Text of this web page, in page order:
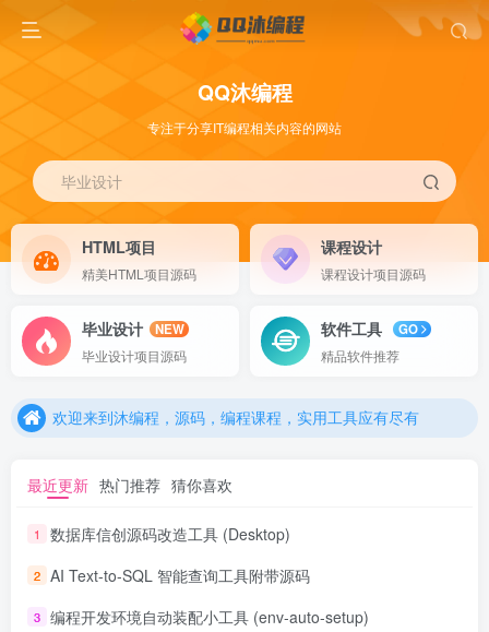
QQ沐编程
专注于分享IT编程相关内容的网站
毕业设计
HTML项目
精美HTML项目源码
课程设计
课程设计项目源码
毕业设计
NEW
毕业设计项目源码
软件工具
GO
精品软件推荐
欢迎来到沐编程，源码，编程课程，实用工具应有尽有
欢迎来到沐编程，源码，编程课程，实用工具应有尽有
最近更新 热门推荐 猜你喜欢
1 数据库信创源码改造工具 (Desktop)
2 AI Text-to-SQL 智能查询工具附带源码
3 编程开发环境自动装配小工具 (env-auto-setup)